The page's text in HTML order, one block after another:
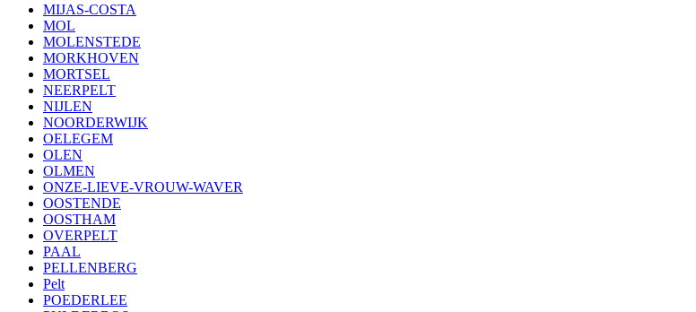
MIJAS-COSTA
MOL
MOLENSTEDE
MORKHOVEN
MORTSEL
NEERPELT
NIJLEN
NOORDERWIJK
OELEGEM
OLEN
OLMEN
ONZE-LIEVE-VROUW-WAVER
OOSTENDE
OOSTHAM
OVERPELT
PAAL
PELLENBERG
Pelt
POEDERLEE